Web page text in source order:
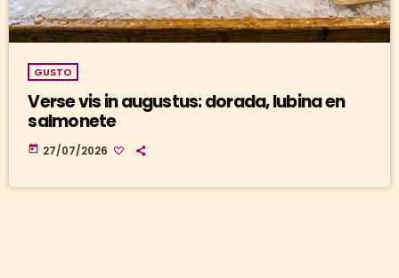
GUSTO
Verse vis in augustus: dorada, lubina en
salmonete
today 27/07/2026